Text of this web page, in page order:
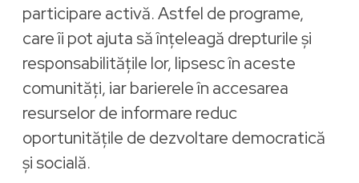
participare activă. Astfel de programe,
care îi pot ajuta să înțeleagă drepturile și
responsabilitățile lor, lipsesc în aceste
comunități, iar barierele în accesarea
resurselor de informare reduc
oportunitățile de dezvoltare democratică
și socială.